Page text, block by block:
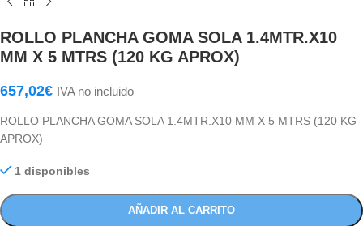
ROLLO PLANCHA GOMA SOLA 1.4MTR.X10
MM X 5 MTRS (120 KG APROX)
657,02€ IVA no incluido
ROLLO PLANCHA GOMA SOLA 1.4MTR.X10 MM X 5 MTRS (120 KG
APROX)
1 disponibles
AÑADIR AL CARRITO